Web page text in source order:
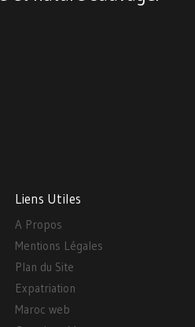
Liens Utiles
A Propos
Mentions Légales
Plan du Site
Expatriation
Maroc web